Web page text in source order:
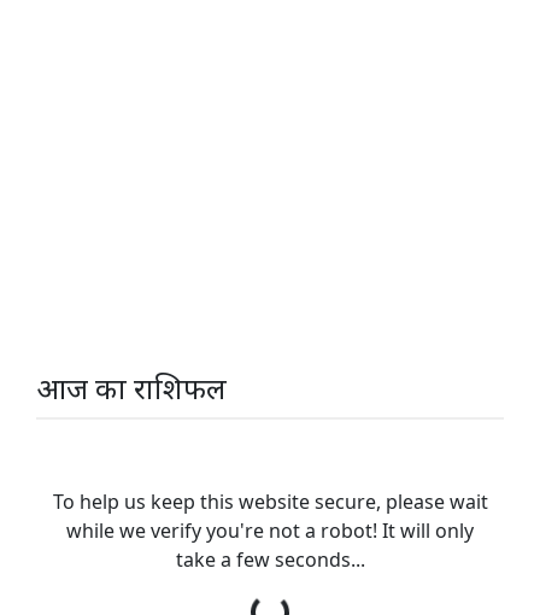
आज का राशिफल